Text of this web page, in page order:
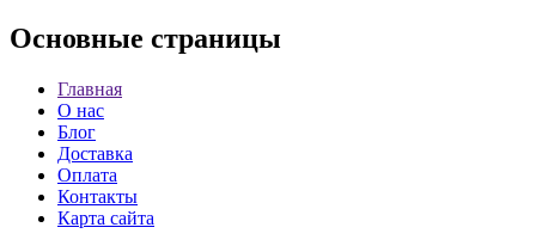
Основные страницы
Главная
О нас
Блог
Доставка
Оплата
Контакты
Карта сайта